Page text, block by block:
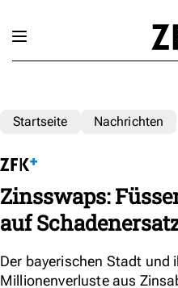
Startseite Nachrichten
Zinsswaps:
auf
Der bayerischen Stadt und
Millionenverluste aus